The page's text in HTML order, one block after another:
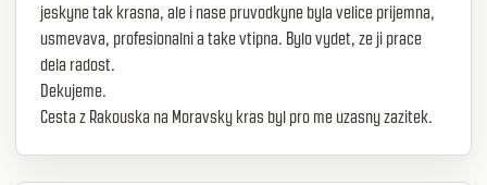
jeskyne tak krasna, ale i nase pruvodkyne byla velice prijemna,
usmevava, profesionalni a take vtipna. Bylo vydet, ze ji prace
dela radost.
Dekujeme.
Cesta z Rakouska na Moravsky kras byl pro me uzasny zazitek.